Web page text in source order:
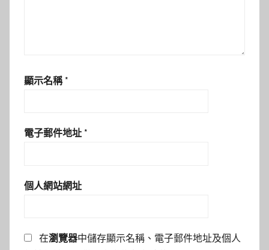
顯示名稱 *
電子郵件地址 *
個人網站網址
在瀏覽器中儲存顯示名稱、電子郵件地址及個人